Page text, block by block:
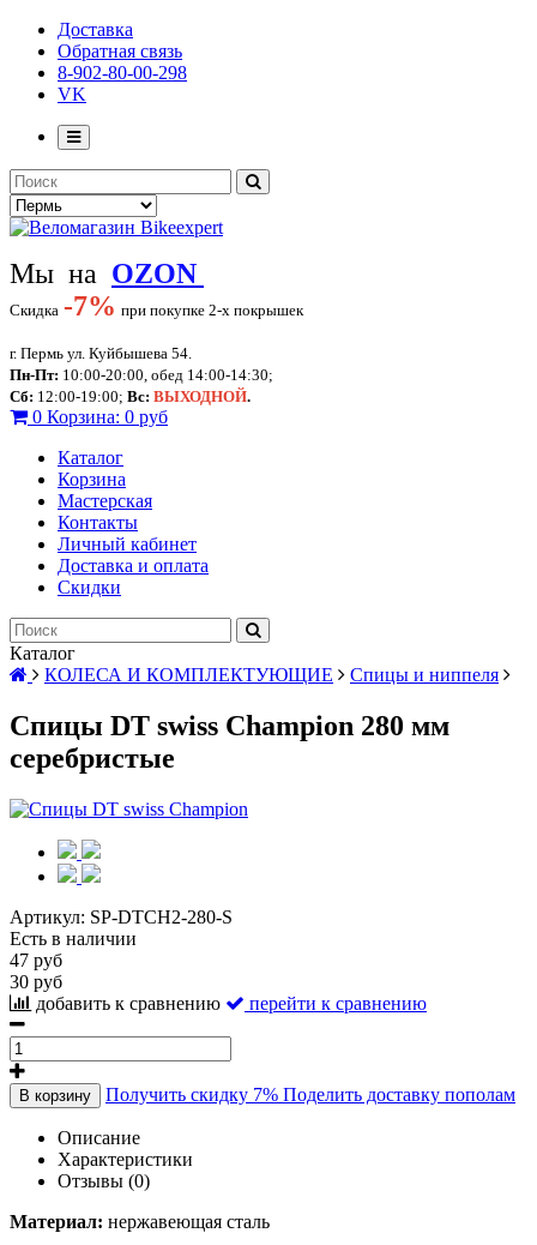
Доставка
Обратная связь
8-902-80-00-298
VK
Мы на OZON
Скидка -7% при покупке 2-х покрышек
г. Пермь ул. Куйбышева 54.
Пн-Пт: 10:00-20:00, обед 14:00-14:30;
Сб: 12:00-19:00; Вс: ВЫХОДНОЙ.
0 Корзина: 0 руб
Каталог
Корзина
Мастерская
Контакты
Личный кабинет
Доставка и оплата
Скидки
Каталог
КОЛЕСА И КОМПЛЕКТУЮЩИЕ
Спицы и ниппеля
Спицы DT swiss Champion 280 мм
серебристые
Артикул: SP-DTCH2-280-S
Есть в наличии
47 руб
30 руб
добавить к сравнению
перейти к сравнению
В корзину Получить скидку 7% Поделить доставку пополам
Описание
Характеристики
Отзывы (0)
Материал: нержавеющая сталь